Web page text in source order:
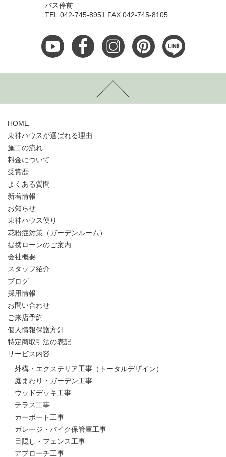
バス停前
TEL:042-745-8951 FAX:042-745-8105
HOME
東神ハウスが選ばれる理由
施工の流れ
料金について
受賞歴
よくある質問
新着情報
お知らせ
東神ハウス便り
花粉症対策（ガーデンルーム）
提携ローンのご案内
会社概要
スタッフ紹介
ブログ
採用情報
お問い合わせ
ご来店予約
個人情報保護方針
特定商取引法の表記
サービス内容
外構・エクステリア工事（トータルデザイン）
庭まわり・ガーデン工事
ウッドデッキ工事
テラス工事
カーポート工事
ガレージ・バイク保管庫工事
目隠し・フェンス工事
アプローチ工事